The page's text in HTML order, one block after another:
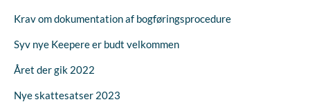
Krav om dokumentation af bogføringsprocedure
Syv nye Keepere er budt velkommen
Året der gik 2022
Nye skattesatser 2023